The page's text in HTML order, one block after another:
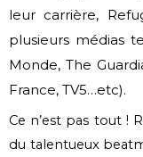
leur carrière,
plusieurs médias
Monde, The
France, TV5…etc).
Ce n’est pas tout !
du talentueux